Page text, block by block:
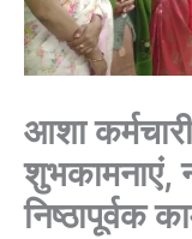
आशा
शुभकामनाएं,
निष्ठापूर्वक